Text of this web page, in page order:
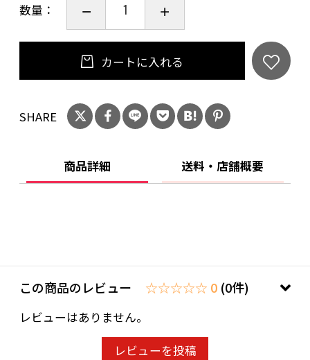
数量：
カートに入れる
SHARE
商品詳細 送料・店舗概要
この商品のレビュー ☆☆☆☆☆ 0 (0件)
レビューはありません。
レビューを投稿